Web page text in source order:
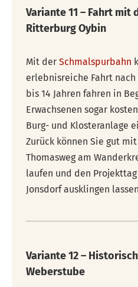
Variante 11 – Fahrt mit
Ritterburg Oybin
Mit der Schmalspurbahn
erlebnisreiche Fahrt
bis 14 Jahren fahren in
Erwachsenen sogar
Burg- und Klosteranlage
Zurück können Sie gut
Thomasweg am
laufen und den
Jonsdorf ausklingen
Variante 12 –
Weberstube